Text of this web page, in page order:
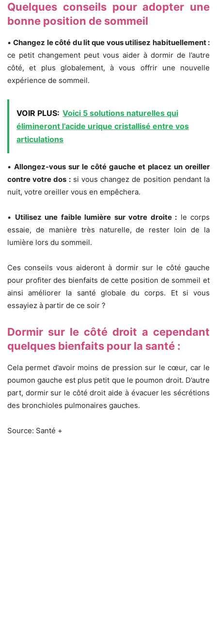
Quelques conseils pour adopter une
bonne position de sommeil
•Changez le côté du lit que vous utilisez habituellement :
ce petit changement peut vous aider à dormir de l’autre
côté, et plus globalement, à vous offrir une nouvelle
expérience de sommeil.
VOIR PLUS: Voici 5 solutions naturelles qui
élimineront l’acide urique cristallisé entre vos
articulations
• Allongez-vous sur le côté gauche et placez un oreiller
contre votre dos :si vous changez de position pendant la
nuit, votre oreiller vous en empêchera.
• Utilisez une faible lumière sur votre droite : le corps
essaie, de manière très naturelle, de rester loin de la
lumière lors du sommeil.
Ces conseils vous aideront à dormir sur le côté gauche
pour profiter des bienfaits de cette position de sommeil et
ainsi améliorer la santé globale du corps. Et si vous
essayiez à partir de ce soir ?
Dormir sur le côté droit a cependant
quelques bienfaits pour la santé :
Cela permet d’avoir moins de pression sur le cœur, car le
poumon gauche est plus petit que le poumon droit. D’autre
part, dormir sur le côté droit aide à évacuer les sécrétions
des bronchioles pulmonaires gauches.
Source: Santé +